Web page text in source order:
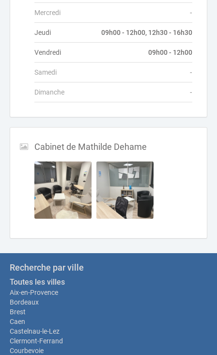
Mercredi -
Jeudi 09h00 - 12h00, 12h30 - 16h30
Vendredi 09h00 - 12h00
Samedi -
Dimanche -
Cabinet de Mathilde Dehame
Recherche par ville
Toutes les villes
Aix-en-Provence
Bordeaux
Brest
Caen
Castelnau-le-Lez
Clermont-Ferrand
Courbevoie